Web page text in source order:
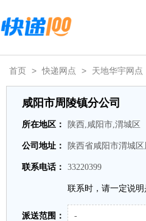
首页 > 快递网点 > 天地华宇网点
咸阳市周陵镇分公司
所在地区： 陕西,咸阳市,渭城区
公司地址： 陕西省咸阳市渭城
联系电话： 33220399
联系时，请一定说明
派送范围： -